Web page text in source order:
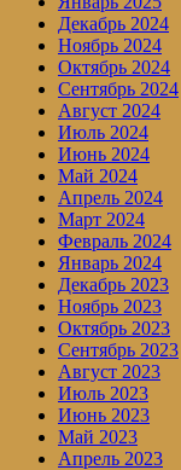
Декабрь 2024
Ноябрь 2024
Октябрь 2024
Сентябрь 2024
Август 2024
Июль 2024
Июнь 2024
Май 2024
Апрель 2024
Март 2024
Февраль 2024
Январь 2024
Декабрь 2023
Ноябрь 2023
Октябрь 2023
Сентябрь 2023
Август 2023
Июль 2023
Июнь 2023
Май 2023
Апрель 2023